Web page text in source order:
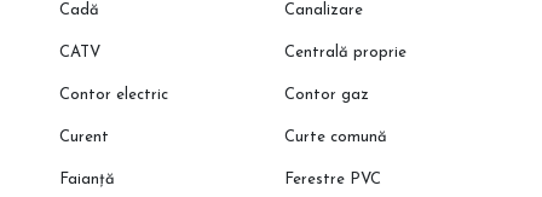
Cadă Canalizare
CATV Centrală proprie
Contor electric Contor gaz
Curent Curte comună
Faianță Ferestre PVC